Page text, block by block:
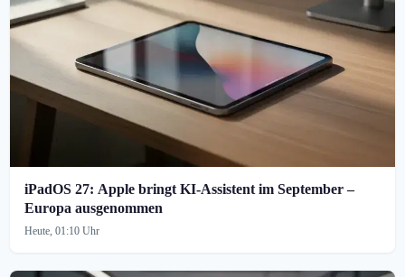
iPadOS 27: Apple bringt KI-Assistent im September –
Europa ausgenommen
Heute, 01:10 Uhr